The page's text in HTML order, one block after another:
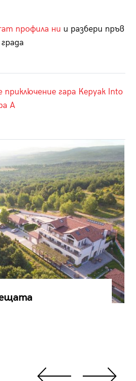
профила ни и разбери пръв
приключение гара Керуак Into
А